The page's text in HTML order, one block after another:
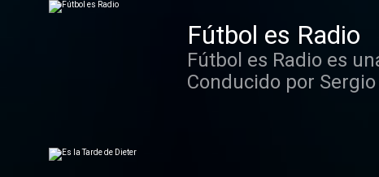
Fútbol es Radio
Fútbol es Radio es
Conducido por